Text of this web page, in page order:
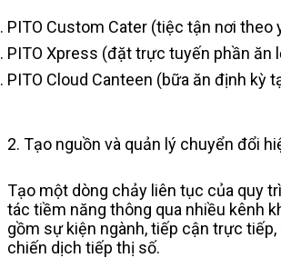
PITO Custom Cater (tiệc tận nơi theo
PITO Xpress (đặt trực tuyến phần ăn
PITO Cloud Canteen (bữa ăn định kỳ
2. Tạo nguồn và quản lý chuyển đổi
Tạo một dòng chảy liên tục của quy
tác tiềm năng thông qua nhiều kênh
gồm sự kiện ngành, tiếp cận trực tiếp,
chiến dịch tiếp thị số.